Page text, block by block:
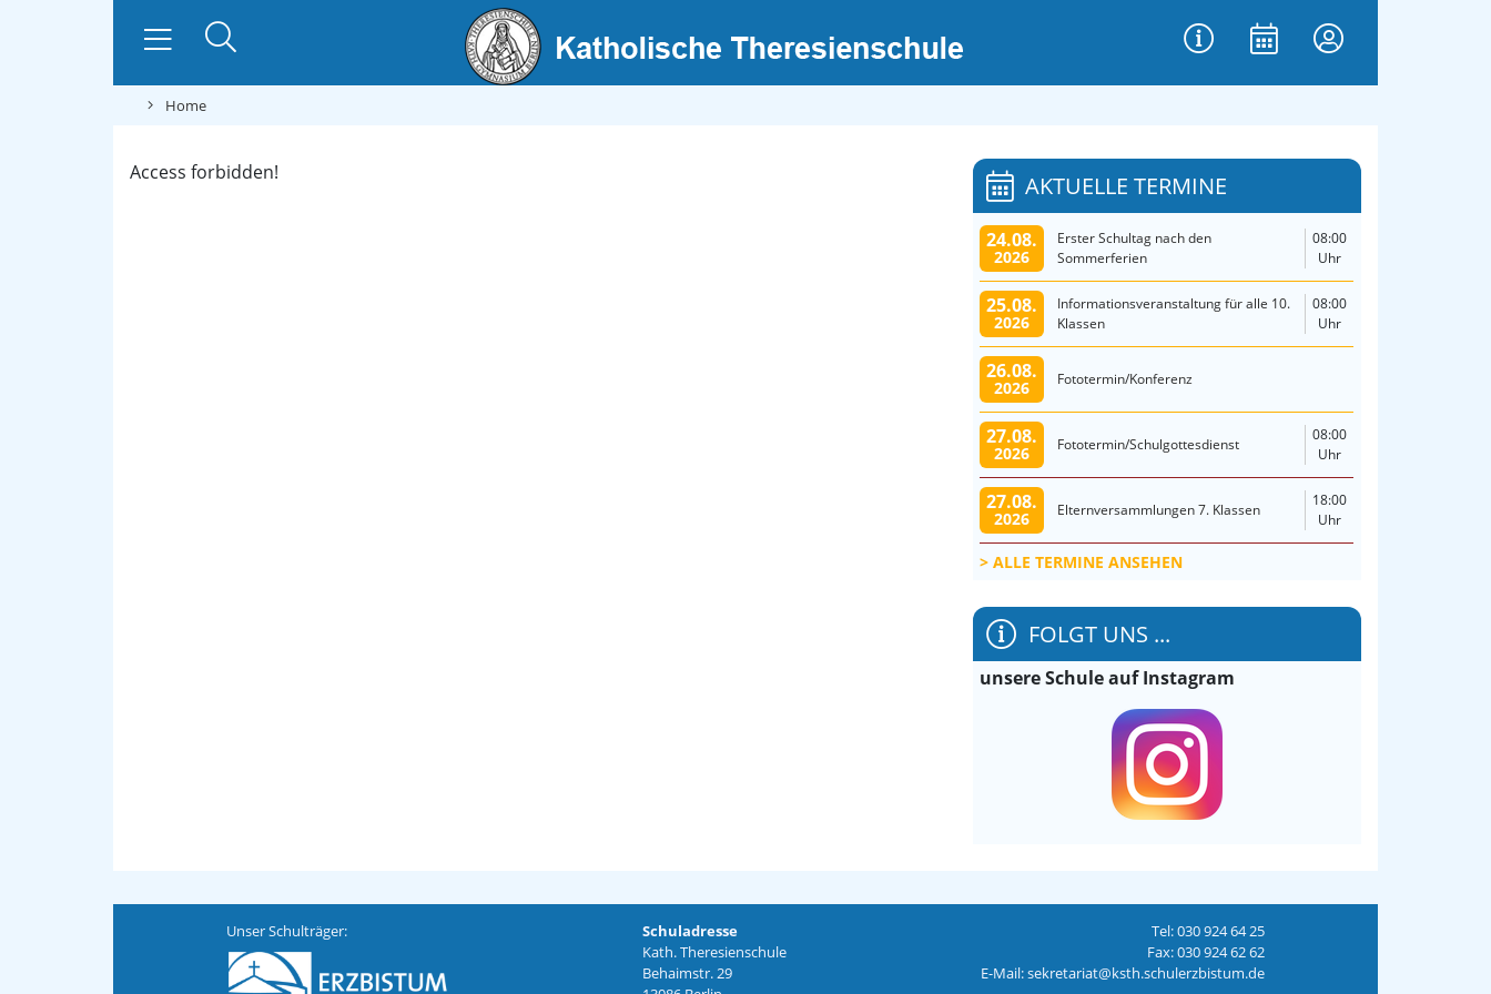
Home
Access forbidden! AKTUELLE TERMINE
24.08.
2026
Erster Schultag nach den
Sommerferien
08:00
Uhr
25.08.
2026
Informationsveranstaltung für alle 10.
Klassen
08:00
Uhr
26.08.
2026 Fototermin/Konferenz
27.08.
2026 Fototermin/Schulgottesdienst
08:00
Uhr
27.08.
2026 Elternversammlungen 7. Klassen
18:00
Uhr
ALLE TERMINE ANSEHEN
FOLGT UNS ...
unsere Schule auf Instagram
Unser Schulträger:
Schuladresse
Kath. Theresienschule
Behaimstr. 29
Tel: 030 924 64 25
Fax: 030 924 62 62
E-Mail: sekretariat@ksth.schulerzbistum.de